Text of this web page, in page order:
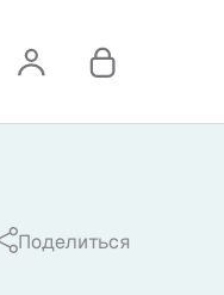
Поделиться